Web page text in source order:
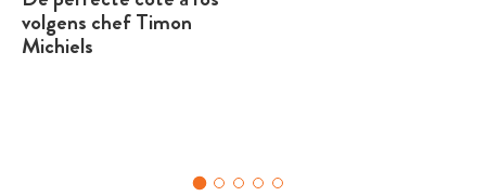
volgens chef Timon
Michiels